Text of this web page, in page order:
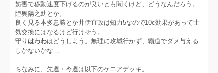
妨害で移動速度下げるのが良いとも聞くけど、どうなんだろう。
陸奥陽之助とか。
良く見る本多忠勝とか井伊直政は知力5なので10c効果があって士
気交換にはなるけど行けそう。
守り はわわはどうしよう。無理に攻城行かず、覇道でダメ与える
しかないかな…
ちなみに、先週・今週は以下のケニアデッキ。